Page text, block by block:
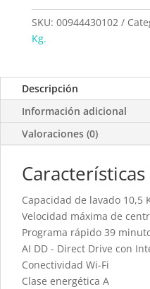
SKU: 00944430102
Kg.
Descripción
Información adicional
Valoraciones (0)
Capacidad de lavado 10,5
Velocidad máxima de
Programa rápido 39
AI DD - Direct Drive con
Conectividad Wi-Fi
Clase energética A